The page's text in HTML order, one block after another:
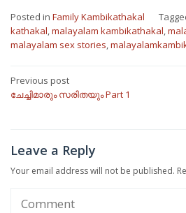
Posted in Family Kambikathakal
kathakal,malayalam kambikathakal,
malayalam sex stories,
Post
navigation
Previous post
ചേച്ചിമാരും സരിതയും Part 1
Leave a Reply
Your email address will not be published.